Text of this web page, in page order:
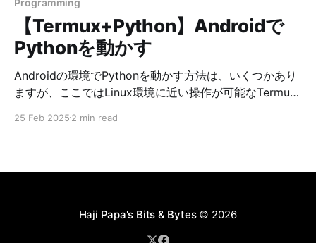
【Termux+Python】Androidで
Pythonを動かす
Androidの環境でPythonを動かす方法は、いくつかあり
ますが、ここではLinux環境に近い操作が可能なTermux
Android端末上で動作するLinux端末エミュレータ兼パッ
が、バージョンが古いようですので、F-Droidまたは
います。ここでは、F-Droid経由でインストールしてい
25 Feb 2025 2 min read
Haji Papa's Bits & Bytes© 2026